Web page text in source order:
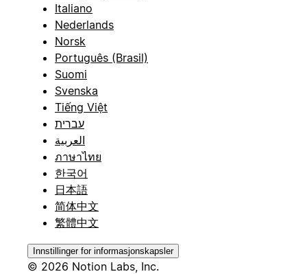
Italiano
Nederlands
Norsk
Português (Brasil)
Suomi
Svenska
Tiếng Việt
עברית
العربية
ภาษาไทย
한국어
日本語
简体中文
繁體中文
Innstillinger for informasjonskapsler
© 2026 Notion Labs, Inc.